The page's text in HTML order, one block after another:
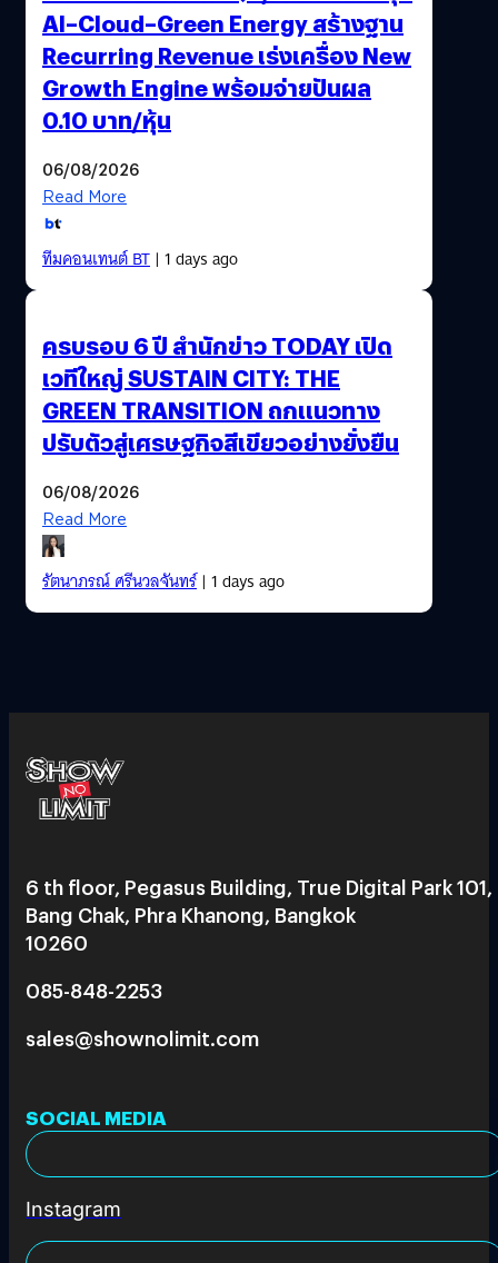
AI–Cloud–Green Energy สร้างฐาน
Recurring Revenue เร่งเครื่อง New
Growth Engine พร้อมจ่ายปันผล
0.10 บาท/หุ้น
06/08/2026
Read More
ทีมคอนเทนต์ BT| 1 days ago
ครบรอบ 6 ปี สำนักข่าว TODAY เปิด
เวทีใหญ่ SUSTAIN CITY: THE
GREEN TRANSITION ถกแนวทาง
ปรับตัวสู่เศรษฐกิจสีเขียวอย่างยั่งยืน
06/08/2026
Read More
รัตนาภรณ์ ศรีนวลจันทร์| 1 days ago
6 th floor, Pegasus Building, True Digital Park 101,
Bang Chak, Phra Khanong, Bangkok
10260
085-848-2253
sales@shownolimit.com
SOCIAL MEDIA
Instagram